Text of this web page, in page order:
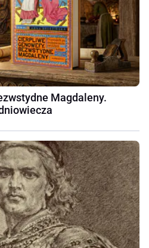
Magdaleny.